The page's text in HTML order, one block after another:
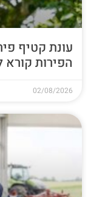
עונת קטיף
הפירות
02/08/2026